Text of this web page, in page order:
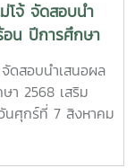
งเรียนรู้เส้นทาง
เข้าสู่ตลาด
น้น- แนวทางการ
ห้สอดคล้องกับ
ด้านพลังงานและ
รียมความพร้อมสู่
โจ้ จัดสอบนำ
อน ปีการศึกษา
วกรมืออาชีพ
ดสอบนำเสนอผล
า 2568 เสริม
นศุกร์ที่ 7 สิงหาคม
ร้อน ปีการศึกษา